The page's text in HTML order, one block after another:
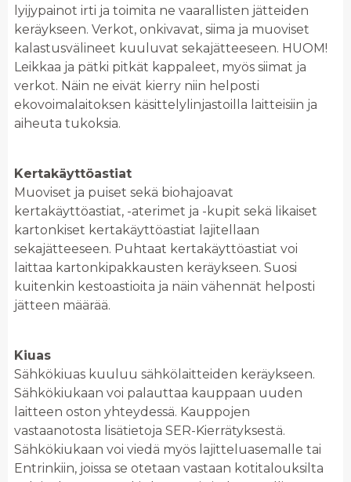
lyijypainot irti ja toimita ne vaarallisten jätteiden
keräykseen. Verkot, onkivavat, siima ja muoviset
kalastusvälineet kuuluvat sekajätteeseen. HUOM!
Leikkaa ja pätki pitkät kappaleet, myös siimat ja
verkot. Näin ne eivät kierry niin helposti
ekovoimalaitoksen käsittelylinjastoilla laitteisiin ja
aiheuta tukoksia.
Kertakäyttöastiat
Muoviset ja puiset sekä biohajoavat
kertakäyttöastiat, -aterimet ja -kupit sekä likaiset
kartonkiset kertakäyttöastiat lajitellaan
sekajätteeseen. Puhtaat kertakäyttöastiat voi
laittaa kartonkipakkausten keräykseen. Suosi
kuitenkin kestoastioita ja näin vähennät helposti
jätteen määrää.
Kiuas
Sähkökiuas kuuluu sähkölaitteiden keräykseen.
Sähkökiukaan voi palauttaa kauppaan uuden
laitteen oston yhteydessä. Kauppojen
vastaanotosta lisätietoja SER-Kierrätyksestä.
Sähkökiukaan voi viedä myös lajitteluasemalle tai
Entrinkiin, joissa se otetaan vastaan kotitalouksilta